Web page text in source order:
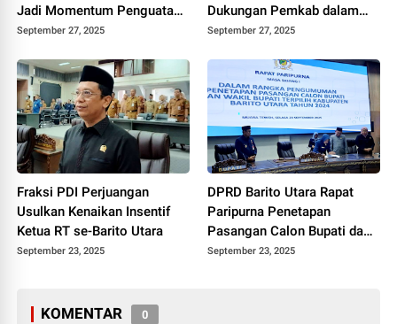
Jadi Momentum Penguatan
Ketahanan Pangan Barut
September 27, 2025
Dukungan Pemkab dalam
Festival Pencak Silat Bupati
September 27, 2025
Fraksi PDI Perjuangan
Usulkan Kenaikan Insentif
Ketua RT se-Barito Utara
September 23, 2025
DPRD Barito Utara Rapat
Paripurna Penetapan
Pasangan Calon Bupati dan
Wakil Bupati Terpilih 2024
September 23, 2025
KOMENTAR 0